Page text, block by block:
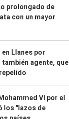
prolongado de
con un mayor
Llanes por
agente, que
VI por el
los "lazos de